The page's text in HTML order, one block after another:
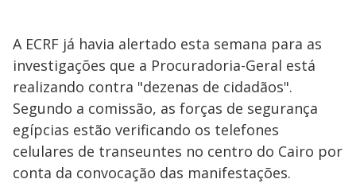
A ECRF já havia alertado esta semana para as
investigações que a Procuradoria-Geral está
realizando contra "dezenas de cidadãos".
Segundo a comissão, as forças de segurança
egípcias estão verificando os telefones
celulares de transeuntes no centro do Cairo por
conta da convocação das manifestações.